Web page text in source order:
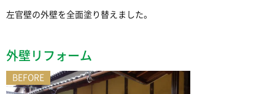
左官壁の外壁を全面塗り替えました。
外壁リフォーム
BEFORE